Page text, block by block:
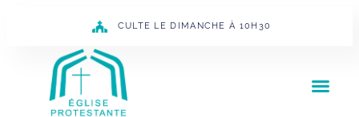
CULTE LE DIMANCHE À 10H30